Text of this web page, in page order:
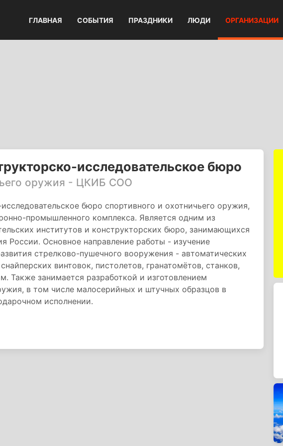
ГЛАВНАЯ СОБЫТИЯ ПРАЗДНИКИ ЛЮДИ ОРГАНИЗАЦИИ
исследовательское бюро
оружия - ЦКИБ СОО
бюро спортивного и охотничьего оружия,
промышленного комплекса. Является одним из
институтов и конструкторских бюро, занимающихся
России. Основное направление работы - изучение
стрелково-пушечного вооружения - автоматических
винтовок, пистолетов, гранатомётов, станков,
Также занимается разработкой и изготовлением
в том числе малосерийных и штучных образцов в
исполнении.